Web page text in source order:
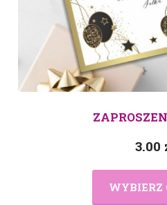
3.00
WYBIERZ